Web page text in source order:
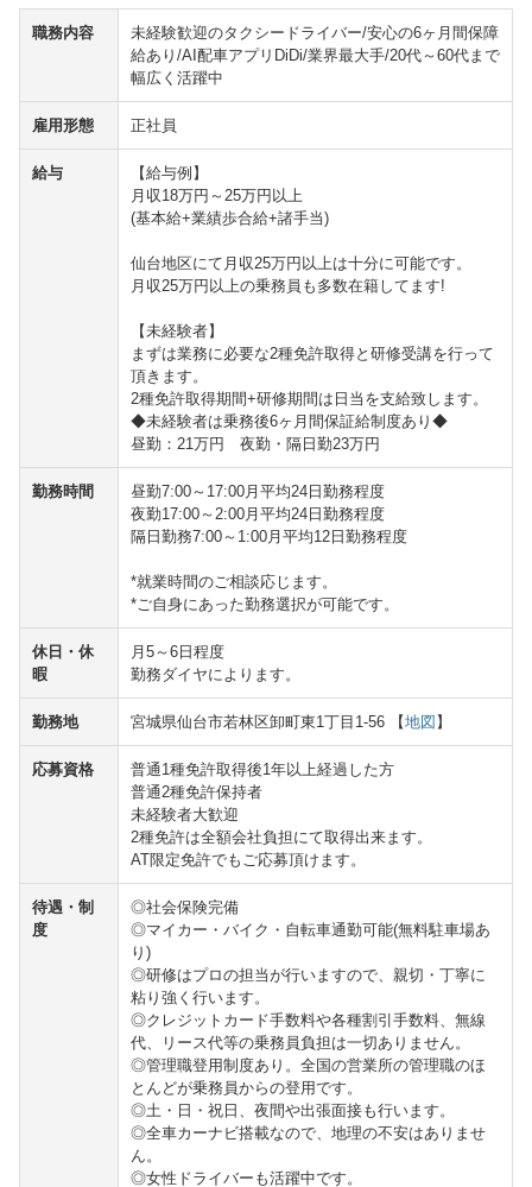
職務内容
未経験歓迎のタクシードライバー/安心の6ヶ月間保障
給あり/AI配車アプリDiDi/業界最大手/20代～60代まで
幅広く活躍中
雇用形態 正社員
給与
【給与例】
月収18万円～25万円以上
(基本給+業績歩合給+諸手当)
仙台地区にて月収25万円以上は十分に可能です。
月収25万円以上の乗務員も多数在籍してます!
【未経験者】
まずは業務に必要な2種免許取得と研修受講を行って
頂きます。
2種免許取得期間+研修期間は日当を支給致します。
◆未経験者は乗務後6ヶ月間保証給制度あり◆
昼勤：21万円 夜勤・隔日勤23万円
勤務時間
昼勤7:00～17:00月平均24日勤務程度
夜勤17:00～2:00月平均24日勤務程度
隔日勤務7:00～1:00月平均12日勤務程度
*就業時間のご相談応じます。
*ご自身にあった勤務選択が可能です。
休日・休
暇
月5～6日程度
勤務ダイヤによります。
勤務地 宮城県仙台市若林区卸町東1丁目1-56 【地図】
応募資格
普通1種免許取得後1年以上経過した方
普通2種免許保持者
未経験者大歓迎
2種免許は全額会社負担にて取得出来ます。
AT限定免許でもご応募頂けます。
待遇・制
度
◎社会保険完備
◎マイカー・バイク・自転車通勤可能(無料駐車場あ
り)
◎研修はプロの担当が行いますので、親切・丁寧に
粘り強く行います。
◎クレジットカード手数料や各種割引手数料、無線
代、リース代等の乗務員負担は一切ありません。
◎管理職登用制度あり。全国の営業所の管理職のほ
とんどが乗務員からの登用です。
◎土・日・祝日、夜間や出張面接も行います。
◎全車カーナビ搭載なので、地理の不安はありませ
ん。
◎女性ドライバーも活躍中です。